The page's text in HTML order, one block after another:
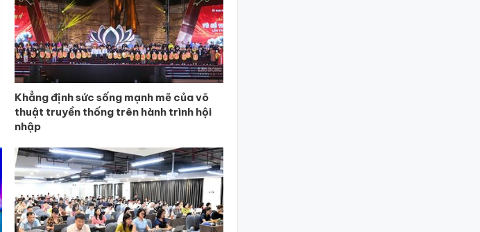
Khẳng định sức sống mạnh mẽ của võ
thuật truyền thống trên hành trình hội
nhập